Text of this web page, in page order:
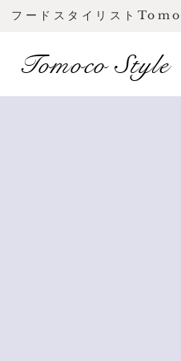
フードスタイリスト
Tomoco Style